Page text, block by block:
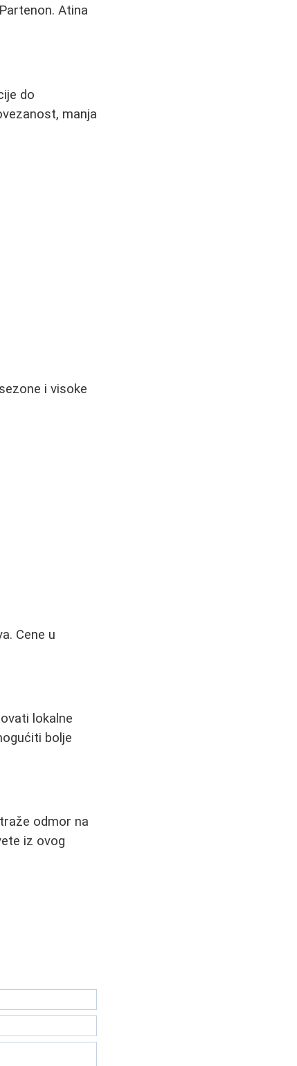
Atina
do
manja
i visoke
Cene u
lokalne
bolje
odmor na
iz ovog